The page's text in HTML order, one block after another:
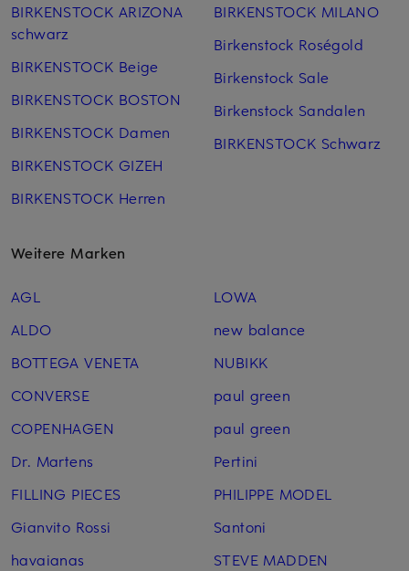
BIRKENSTOCK ARIZONA
schwarz
BIRKENSTOCK Beige
BIRKENSTOCK BOSTON
BIRKENSTOCK Damen
BIRKENSTOCK GIZEH
BIRKENSTOCK Herren
BIRKENSTOCK MILANO
Birkenstock Roségold
Birkenstock Sale
Birkenstock Sandalen
BIRKENSTOCK Schwarz
Weitere Marken
AGL
ALDO
BOTTEGA VENETA
CONVERSE
COPENHAGEN
Dr. Martens
FILLING PIECES
Gianvito Rossi
havaianas
LOWA
new balance
NUBIKK
paul green
paul green
Pertini
PHILIPPE MODEL
Santoni
STEVE MADDEN